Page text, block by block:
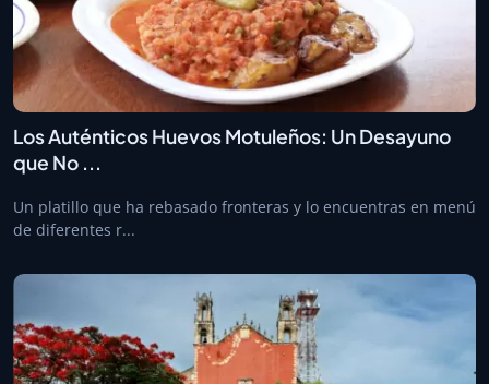
Los Auténticos Huevos Motuleños: Un Desayuno
que No ...
Un platillo que ha rebasado fronteras y lo encuentras en menú
de diferentes r...